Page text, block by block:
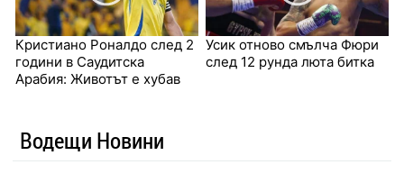
Кристиано Роналдо след 2
години в Саудитска
Арабия: Животът е хубав
Усик отново смълча Фюри
след 12 рунда люта битка
Водещи Новини